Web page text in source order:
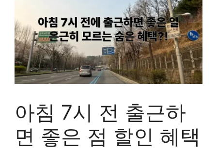
아침 7시 전 출근하
면 좋은 점 할인 혜택